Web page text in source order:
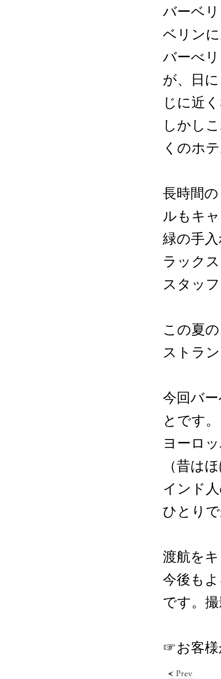
バーベ
ベリン
バーべ
が、日
じに近
しかし
くのホ
長時間
ルもキ
緑の手
ラック
スタッ
この夏
ストラ
今回バ
とです。
ヨーロ
（昔は
インド
ひとり
渡航を
今後も
です。
☞お客様